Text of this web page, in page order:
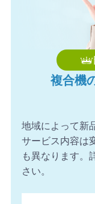
2026年8月6日
【埼玉県】コピ
した。ありがと
2026年8月6日
【滋賀県】コピ
ました。ありが
を頂きました。あ
2026年8月6日
【千葉県】複合機
た。ありがとうご
2026年8月6日
複合機
地域によって新
サービス内容は
も異なります。
さい。